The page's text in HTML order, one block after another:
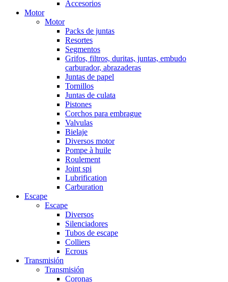
Accesorios
Motor
Motor
Packs de juntas
Resortes
Segmentos
Grifos, filtros, duritas, juntas, embudo
carburador, abrazaderas
Juntas de papel
Tornillos
Juntas de culata
Pistones
Corchos para embrague
Valvulas
Bielaje
Diversos motor
Pompe à huile
Roulement
Joint spi
Lubrification
Carburation
Escape
Escape
Diversos
Silenciadores
Tubos de escape
Colliers
Ecrous
Transmisión
Transmisión
Coronas